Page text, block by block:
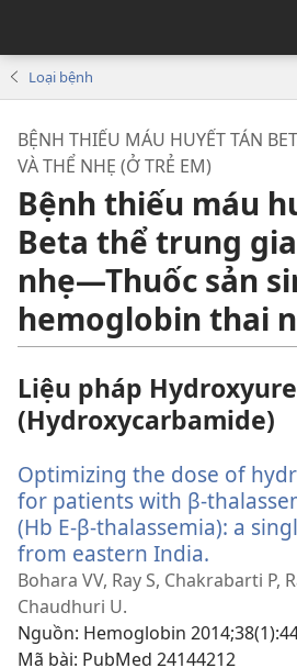
Loại bệnh
BỆNH THIẾU MÁU HUYẾT TÁN
VÀ THỂ NHẸ (Ở TRẺ EM)
Bệnh thiếu máu
Beta thể trung
nhẹ—Thuốc sản
hemoglobin thai
Liệu pháp
(Hydroxycarbamide)
Optimizing the dose of
for patients with β-
(Hb E-β-thalassemia): a
from eastern India.
cửa
mới)
Bohara VV, Ray S, Chakrabarti P,
Chaudhuri U.
Nguồn‎: Hemoglobin
Mã bài‎: PubMed 24144212